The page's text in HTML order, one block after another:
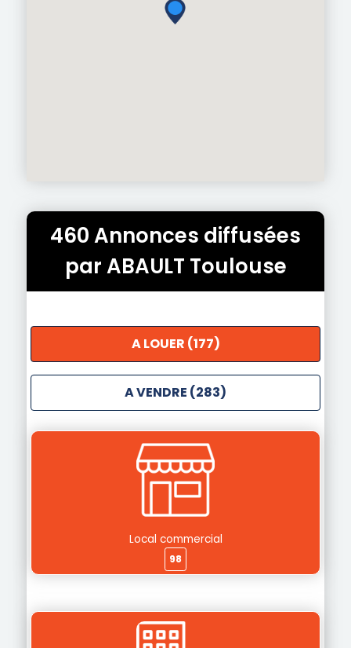
460 Annonces diffusées
par ABAULT Toulouse
A LOUER (177)
A VENDRE (283)
Local commercial
98